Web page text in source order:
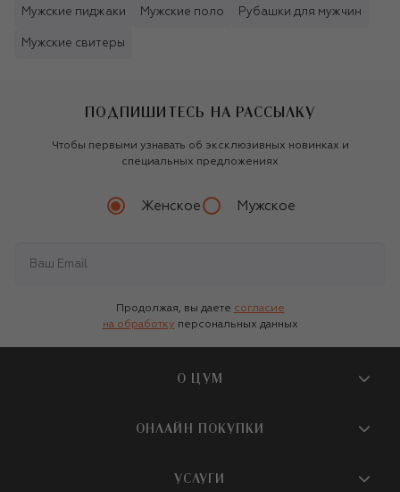
Мужские пиджаки Мужские поло Рубашки для мужчин
Мужские свитеры
ПОДПИШИТЕСЬ НА РАССЫЛКУ
Чтобы первыми узнавать об эксклюзивных новинках и
специальных предложениях
Женское Мужское
Продолжая, вы даете согласие
на обработку персональных данных
О ЦУМ
О магазине
Бутики и ПВЗ ЦУМ
ОНЛАЙН ПОКУПКИ
УСЛУГИ